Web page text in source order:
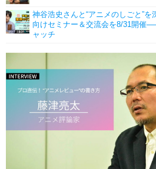
神谷浩史さんと“アニメのしごと”
向けセミナー＆交流会を8/31開催
ャッチ